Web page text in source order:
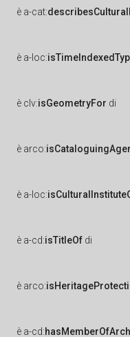
è a-cat:
è a-loc:
è clv:isGeometryFor di
è arco:
è a-loc:
è a-cd:isTitleOf di
è arco:
è a-cd: